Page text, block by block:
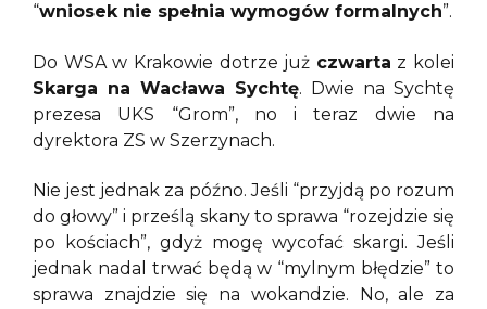
“wniosek nie spełnia wymogów formalnych”.
Do WSA w Krakowie dotrze już czwarta z kolei
Skarga na Wacława Sychtę. Dwie na Sychtę
prezesa UKS “Grom”, no i teraz dwie na
dyrektora ZS w Szerzynach.
Nie jest jednak za późno. Jeśli “przyjdą po rozum
do głowy” i prześlą skany to sprawa “rozejdzie się
po kościach”, gdyż mogę wycofać skargi. Jeśli
jednak nadal trwać będą w “mylnym błędzie” to
sprawa znajdzie się na wokandzie. No, ale za